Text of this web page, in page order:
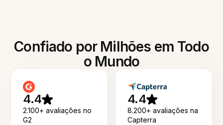
Confiado por Milhões em Todo
o Mundo
4.4
2.100+ avaliações no
G2
4.4
8.200+ avaliações na
Capterra